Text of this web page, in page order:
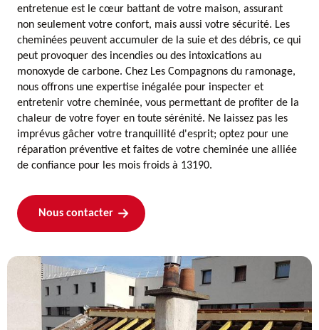
entretenue est le cœur battant de votre maison, assurant
non seulement votre confort, mais aussi votre sécurité. Les
cheminées peuvent accumuler de la suie et des débris, ce qui
peut provoquer des incendies ou des intoxications au
monoxyde de carbone. Chez Les Compagnons du ramonage,
nous offrons une expertise inégalée pour inspecter et
entretenir votre cheminée, vous permettant de profiter de la
chaleur de votre foyer en toute sérénité. Ne laissez pas les
imprévus gâcher votre tranquillité d'esprit; optez pour une
réparation préventive et faites de votre cheminée une alliée
de confiance pour les mois froids à 13190.
Nous contacter